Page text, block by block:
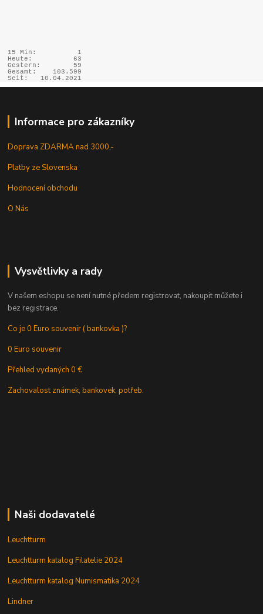
15 Min:
1
Heute:
63
Gestern:
59
Gesamt:
103.599
Seit:
10.04.2021
Informace pro zákazníky
Doprava ZDARMA nad 3000,-
Platby ze Slovenska
Hodnocení obchodu
O Nás
Vysvětlivky a rady
V našem eshopu se není nutné předem registrovat, nakoupit můžete i
bez registrace.
Co je 0 Euro souvenir ( bankovka )?
0 Euro souvenir
Přehled vydaných 0 €
Zachovalost známek, bankovek, potřeb.
Naši dodavatelé
Leuchtturm
Leuchtturm katalog Filatelie 2024
Leuchtturm katalog Numismatika 2024
Lindner